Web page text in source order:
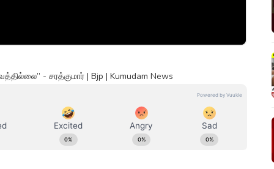
- சரத்குமார் | Bjp | Kumudam News